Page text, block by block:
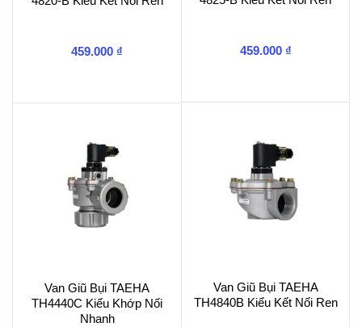
459.000 ₫ 459.000 ₫
Van Giũ Bụi TAEHA
TH4440C Kiểu Khớp Nối
Nhanh
Van Giũ Bụi TAEHA
TH4840B Kiểu Kết Nối Ren